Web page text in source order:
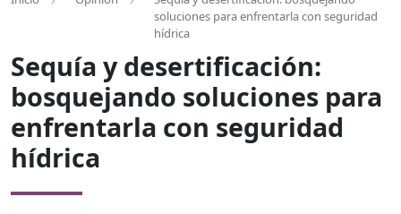
soluciones para enfrentarla con seguridad
hídrica
Sequía y desertificación:
bosquejando soluciones para
enfrentarla con seguridad
hídrica